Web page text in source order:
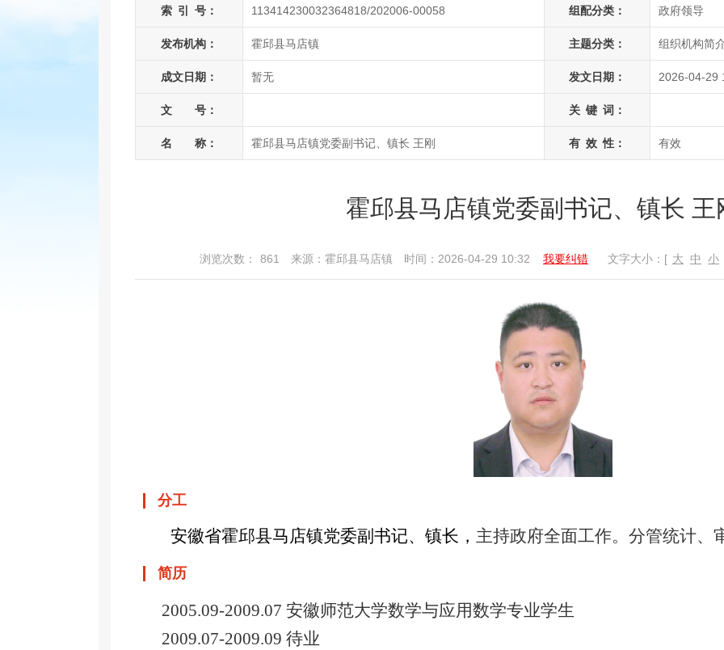
索 引 号： 113414230032364818/202006-00058 组配分类： 政府领导
发布机构： 霍邱县马店镇 主题分类： 组织机构简
成文日期： 暂无 发文日期： 2026-04-29
文 号： 关 键 词：
名 称： 霍邱县马店镇党委副书记、镇长 王刚 有 效 性： 有效
霍邱县马店镇党委副书记、镇长 王
浏览次数： 861 来源：霍邱县马店镇 时间：2026-04-29 10:32 我要纠错 文字大小：[ 大 中 小
分工
安徽省霍邱县马店镇党委副书记、镇长， 主持政府全面工作。分管统计、
简历
2005.09-2009.07 安徽师范大学数学与应用数学专业学生
2009.07-2009.09 待业